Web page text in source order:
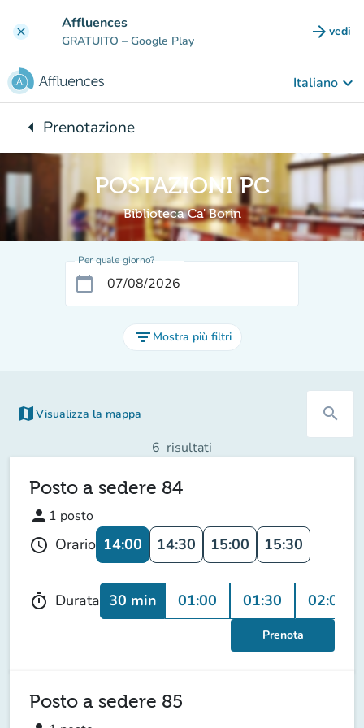
clear Affluences
GRATUITO – Google Play arrow_forward vedi
Italiano keyboard_arrow_down
arrow_leftTorna a:
Prenotazione
POSTAZIONI PC
Biblioteca Ca' Borin
Per quale giorno?
calendar_today
filter_list Mostra più filtri
map Visualizza la mappa
(nuova scheda) search
6 risultati
Posto a sedere 84
person 1 posto
schedule Orario 14:00 14:30 15:00 15:30
timer Durata 30 min 01:00 01:30 02:00
Prenota
Posto a sedere 85